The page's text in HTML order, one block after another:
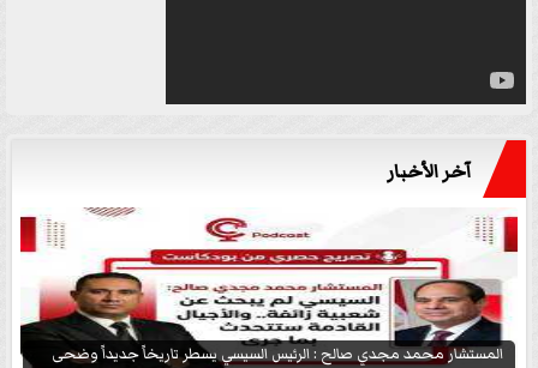
آخر الأخبار
المستشار محمد مجدي صالح : الرئيس السيسي يسطر تاريخاً جديداً وضحى